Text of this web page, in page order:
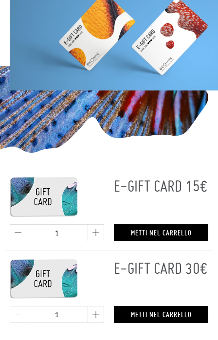
E-GIFT CARD 15€
METTI NEL CARRELLO
E-GIFT CARD 30€
METTI NEL CARRELLO